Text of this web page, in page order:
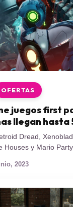
OFERTAS
juegos first
llegan hasta
Dread,
Houses y Mario Party
de sus
Pero para
2023